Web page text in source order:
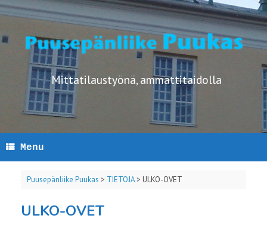
Skip
to
Mittatilaustyönä, ammattitaidolla
Menu
Puusepänliike Puukas > TIETOJA> ULKO-OVET
ULKO-OVET